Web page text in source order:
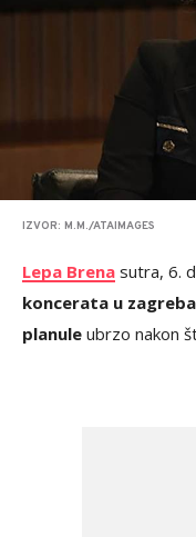
IZVOR: M.M./ATAIMAGES
Lepa Brena sutra, 6.
koncerata u
planule ubrzo nakon